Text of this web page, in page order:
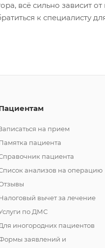
всё сильно зависит
к специалисту
на прием
пациента
пациента
анализов на операцию
вычет за лечение
по ДМС
иногородних пациентов
заявлений и